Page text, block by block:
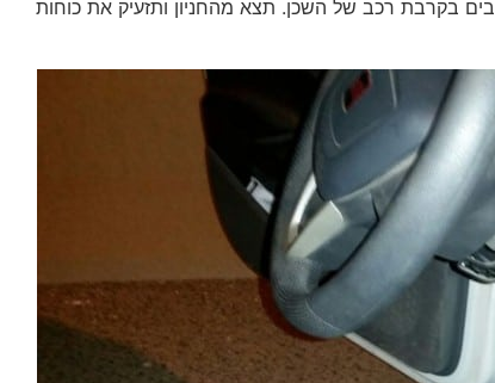
בקרבת רכב של השכן. תצא מהחניון ותזעיק את כוחות